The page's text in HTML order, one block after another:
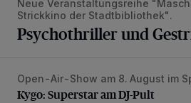
Neue Veranstaltungsreihe
Strickkino der Stadtbibliothek".
Psychothriller und
Kygo: Superstar am DJ-Pult
Open-Air-Show am 8. August im
Kygo: Superstar am DJ-Pult